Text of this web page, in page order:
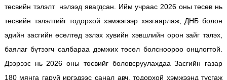
төсвийн тэлэлт нэлээд явагдсан. Ийм учраас 2026 оны төсөв нь
төсвийн тэлэлтийг тодорхой хэмжэгээр хязгаарлаж, ДНБ болон
эдийн засгийн өсөлтөд эзлэх хувийн хэвшлийн орон зайг тэлэх,
баялаг бүтээгч салбараа дэмжих төсөл болсноороо онцлогтой.
Дээрээс нь 2026 оны төсвийг боловсруулахдаа Засгийн газар
180 мянга гаруй иргэдээс санал авч, тодорхой хэмжээнд тусгаж